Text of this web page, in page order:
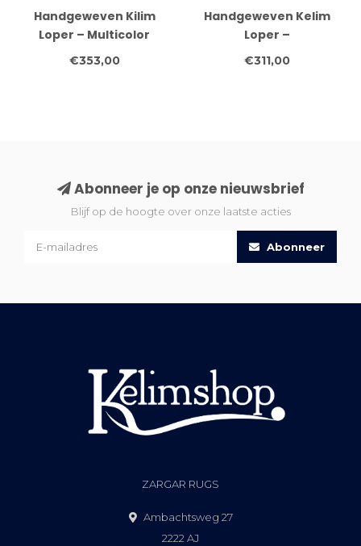
Handgeweven Kilim
Loper – Multicolor
Geometrisch
€353,00
Handgeweven Kelim
Loper –
Medaillonpatroon in
€311,00
Abonneer je op onze nieuwsbrief
Blijf op de hoogte over onze laatste acties
Abonneer
ZARGAR RUGS
Ambachtsweg 27
2222 AJ